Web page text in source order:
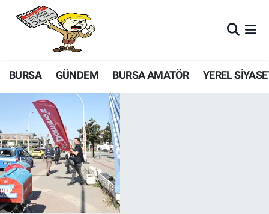
BURSA GÜNDEM BURSA AMATÖR YEREL